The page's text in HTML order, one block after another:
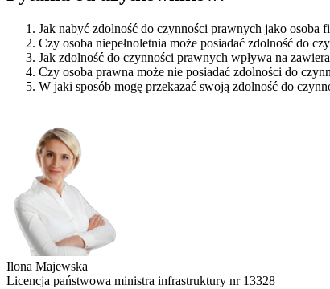
Jak nabyć zdolność do czynności prawnych jako osoba
Czy osoba niepełnoletnia może posiadać zdolność do
Jak zdolność do czynności prawnych wpływa na
Czy osoba prawna może nie posiadać zdolności do
W jaki sposób mogę przekazać swoją zdolność do
Ilona Majewska
Licencja państwowa ministra infrastruktury nr 13328